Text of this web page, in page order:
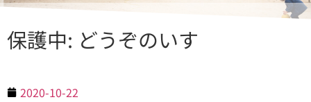
保護中: どうぞのいす
2020-10-22